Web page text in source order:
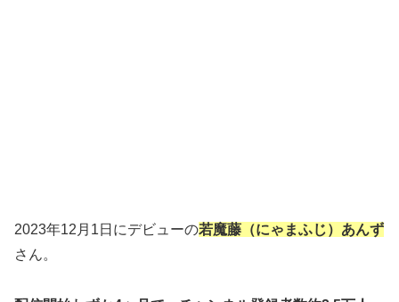
2023年12月1日にデビューの若魔藤 （にゃまふじ）あんず
さん。